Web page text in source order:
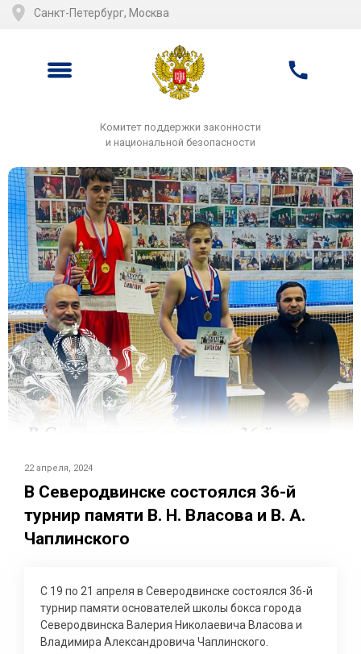
Санкт-Петербург, Москва
Комитет поддержки законности
и национальной безопасности
22 апреля, 2024
В Северодвинске состоялся 36-й
турнир памяти В. Н. Власова и В. А.
Чаплинского
С 19 по 21 апреля в Северодвинске состоялся 36-й
турнир памяти основателей школы бокса города
Северодвинска Валерия Николаевича Власова и
Владимира Александровича Чаплинского.